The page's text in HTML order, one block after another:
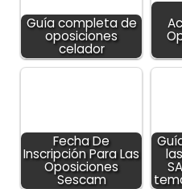
Guía completa de
oposiciones
celador
Fecha De
Inscripción Para Las
Oposiciones
Sescam